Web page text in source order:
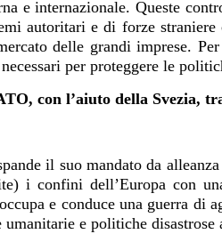
e internazionale. Queste
autoritari e di forze
delle grandi imprese.
per proteggere le
con l’aiuto della Svezia,
il suo mandato da
i confini dell’Europa con
e conduce una guerra di
umanitarie e politiche